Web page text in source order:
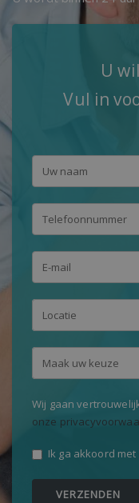
U
Vul in
Locatie
Maak uw keuze
Wij gaan
onze
Ik ga akkoord
VERZENDEN